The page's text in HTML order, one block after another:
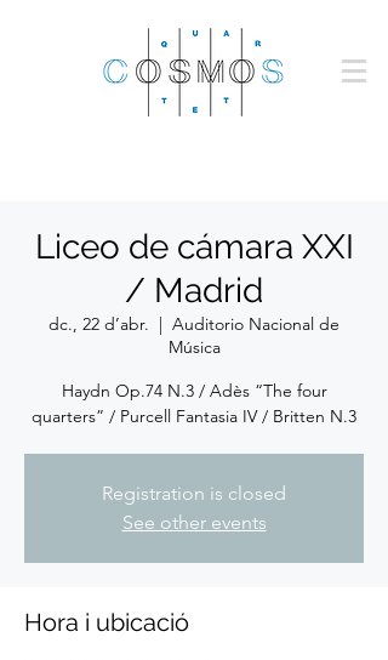
Liceo de cámara XXI
/ Madrid
dc., 22 d’abr.
  |
Auditorio Nacional de
Música
Haydn Op.74 N.3 / Adès “The four
quarters” / Purcell Fantasia IV / Britten N.3
Registration is closed
See other events
Hora i ubicació